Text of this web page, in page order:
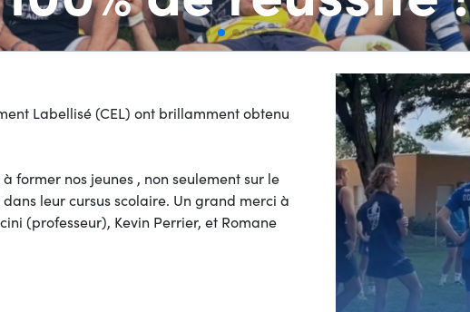
Labellisé (CEL) ont brillamment obtenu
former nos jeunes , non seulement sur le
leur cursus scolaire. Un grand merci à
(professeur), Kevin Perrier, et Romane